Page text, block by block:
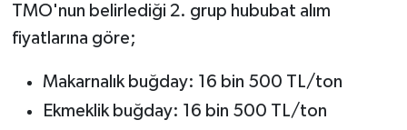
TMO'nun belirlediği 2. grup hububat alım
fiyatlarına göre;
Makarnalık buğday: 16 bin 500 TL/ton
Ekmeklik buğday: 16 bin 500 TL/ton